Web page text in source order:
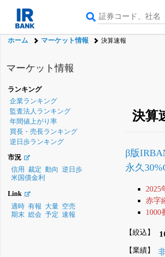
ホーム マーケット情報 決算速報
マーケット情報
ランキング
企業ランキング
監査法人ランキング
年間値上がり率
買長・売長ランキング
逆日歩ランキング
市況
信用
裁定 動向
逆日歩
米国債金利
Link
適時 有報 大量 空売
期末 総会 予定 速報
決算
β版
永久
2025
赤字
1000
【絞込】
【業績】